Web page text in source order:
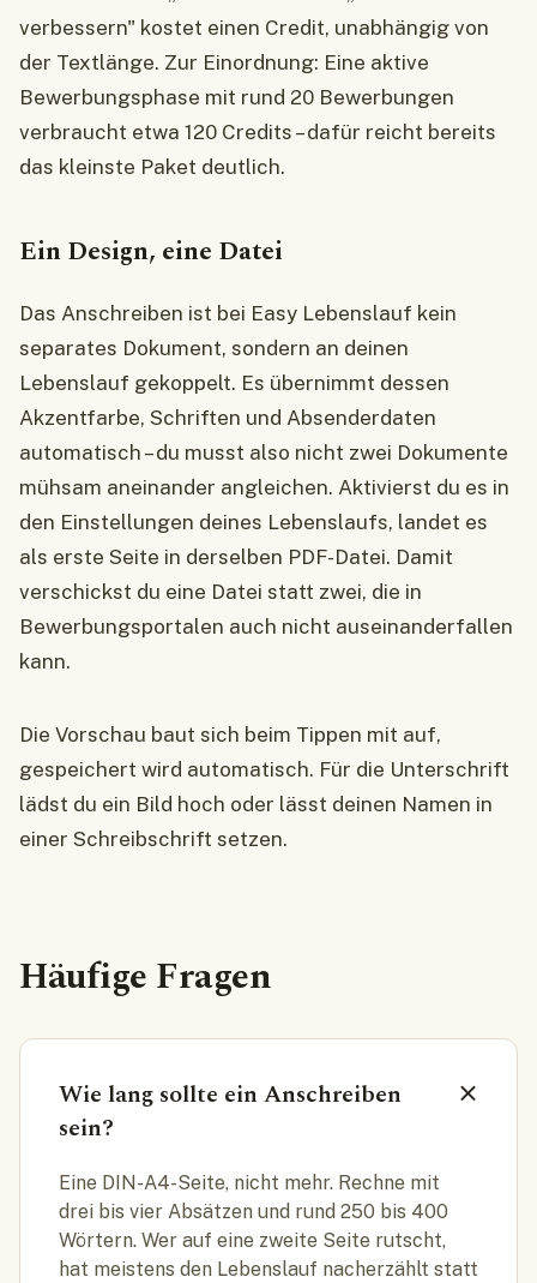
verbessern" kostet einen Credit, unabhängig von
der Textlänge. Zur Einordnung: Eine aktive
Bewerbungsphase mit rund 20 Bewerbungen
verbraucht etwa 120 Credits – dafür reicht bereits
das kleinste Paket deutlich.
Ein Design, eine Datei
Das Anschreiben ist bei Easy Lebenslauf kein
separates Dokument, sondern an deinen
Lebenslauf gekoppelt. Es übernimmt dessen
Akzentfarbe, Schriften und Absenderdaten
automatisch – du musst also nicht zwei Dokumente
mühsam aneinander angleichen. Aktivierst du es in
den Einstellungen deines Lebenslaufs, landet es
als erste Seite in derselben PDF-Datei. Damit
verschickst du eine Datei statt zwei, die in
Bewerbungsportalen auch nicht auseinanderfallen
kann.
Die Vorschau baut sich beim Tippen mit auf,
gespeichert wird automatisch. Für die Unterschrift
lädst du ein Bild hoch oder lässt deinen Namen in
einer Schreibschrift setzen.
Häufige Fragen
Wie lang sollte ein Anschreiben
sein?
Eine DIN-A4-Seite, nicht mehr. Rechne mit
drei bis vier Absätzen und rund 250 bis 400
Wörtern. Wer auf eine zweite Seite rutscht,
hat meistens den Lebenslauf nacherzählt statt